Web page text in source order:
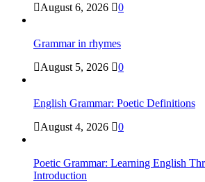
August 6, 2026
0
Grammar in rhymes
August 5, 2026
0
English Grammar: Poetic Definitions
August 4, 2026
0
Poetic Grammar: Learning English
Introduction